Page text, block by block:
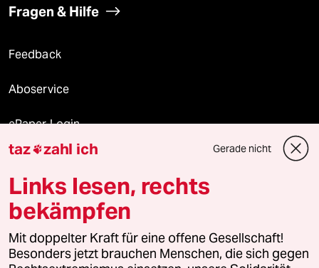
Fragen & Hilfe
Feedback
Aboservice
ePaper Login
Downloads für Abonnierende
© 2026 taz Verlags und Vertriebs GmbH
Alle Rechte vorbehalten. Bei rechtlichen Fragen oder für Genehmigungen
wenden Sie sich bitte an
lizenzen@taz.de
taz zahl ich Gerade nicht
Links lesen, rechts
bekämpfen
Mit doppelter Kraft für eine offene Gesellschaft!
Besonders jetzt brauchen Menschen, die sich gegen